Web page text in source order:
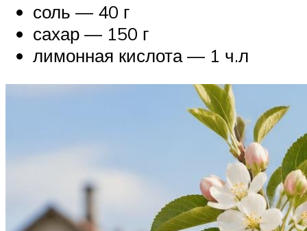
соль — 40 г
сахар — 150 г
лимонная кислота — 1 ч.л